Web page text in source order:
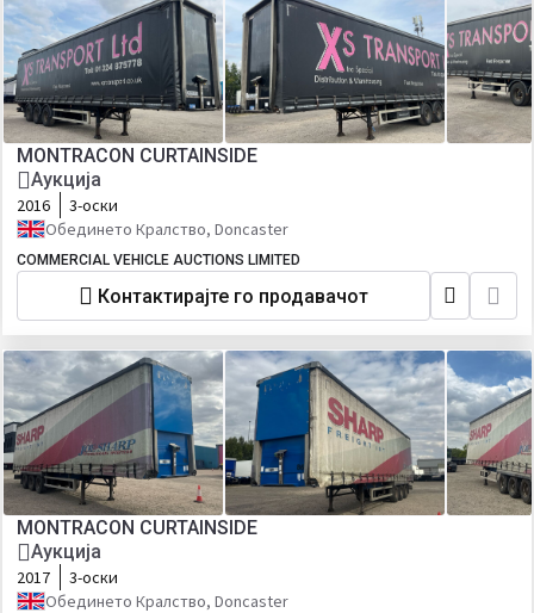
MONTRACON CURTAINSIDE
Аукција
2016
3-оски
Обединето Кралство, Doncaster
COMMERCIAL VEHICLE AUCTIONS LIMITED
Контактирајте го продавачот
MONTRACON CURTAINSIDE
Аукција
2017
3-оски
Обединето Кралство, Doncaster